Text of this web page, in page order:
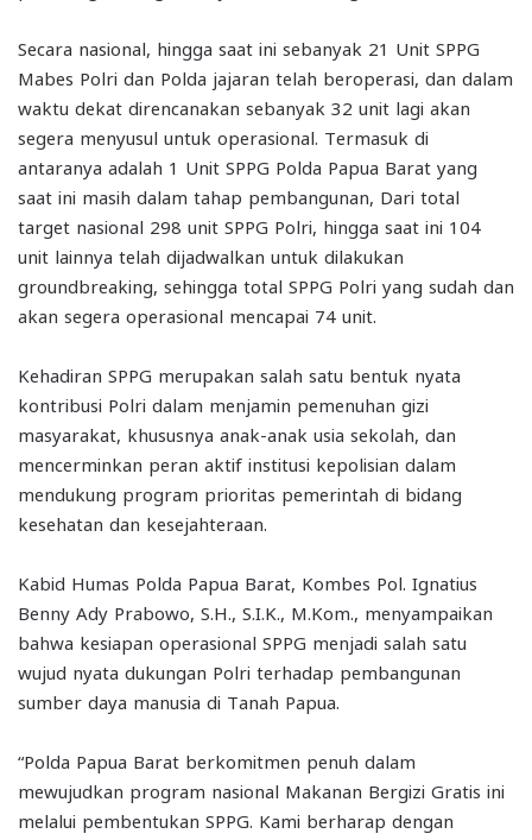
Secara nasional, hingga saat ini sebanyak 21 Unit SPPG
Mabes Polri dan Polda jajaran telah beroperasi, dan dalam
waktu dekat direncanakan sebanyak 32 unit lagi akan
segera menyusul untuk operasional. Termasuk di
antaranya adalah 1 Unit SPPG Polda Papua Barat yang
saat ini masih dalam tahap pembangunan, Dari total
target nasional 298 unit SPPG Polri, hingga saat ini 104
unit lainnya telah dijadwalkan untuk dilakukan
groundbreaking, sehingga total SPPG Polri yang sudah dan
akan segera operasional mencapai 74 unit.
Kehadiran SPPG merupakan salah satu bentuk nyata
kontribusi Polri dalam menjamin pemenuhan gizi
masyarakat, khususnya anak-anak usia sekolah, dan
mencerminkan peran aktif institusi kepolisian dalam
mendukung program prioritas pemerintah di bidang
kesehatan dan kesejahteraan.
Kabid Humas Polda Papua Barat, Kombes Pol. Ignatius
Benny Ady Prabowo, S.H., S.I.K., M.Kom., menyampaikan
bahwa kesiapan operasional SPPG menjadi salah satu
wujud nyata dukungan Polri terhadap pembangunan
sumber daya manusia di Tanah Papua.
“Polda Papua Barat berkomitmen penuh dalam
mewujudkan program nasional Makanan Bergizi Gratis ini
melalui pembentukan SPPG. Kami berharap dengan